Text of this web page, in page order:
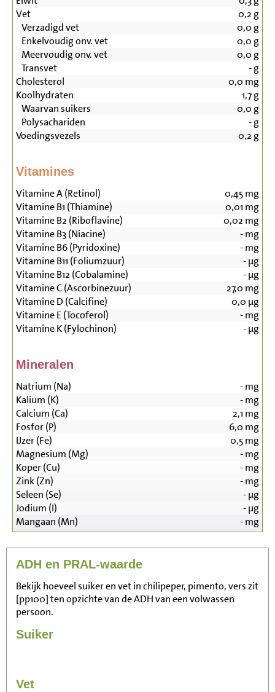
Vet
0,2 g
Verzadigd vet
0,0 g
Enkelvoudig onv. vet
0,0 g
Meervoudig onv. vet
0,0 g
Transvet
-g
Cholesterol
0,0 mg
Koolhydraten
1,7g
Waarvan suikers
0,0 g
Polysachariden
-g
Voedingsvezels
0,2 g
Vitamines
Vitamine A (Retinol) 0,45mg
Vitamine B1 (Thiamine)
0,01 mg
Vitamine B2 (Riboflavine)
0,02 mg
Vitamine B3 (Niacine)
-mg
Vitamine B6 (Pyridoxine)
-mg
Vitamine B11 (Foliumzuur)
-µg
Vitamine B12 (Cobalamine)
-µg
Vitamine C (Ascorbinezuur)
27,0 mg
Vitamine D (Calcifine)
0,0 µg
Vitamine E (Tocoferol)
-mg
Vitamine K (Fylochinon)
-µg
Mineralen
Natrium (Na) -mg
Kalium (K)
-mg
Calcium (Ca)
2,1 mg
Fosfor (P)
6,0 mg
IJzer (Fe)
0,5mg
Magnesium (Mg)
-mg
Koper (Cu)
-mg
Zink (Zn)
-mg
Seleen (Se)
-µg
Jodium (I)
-µg
Mangaan (Mn)
-mg
ADH en PRAL-waarde
Bekijk hoeveel suiker en vet in chilipeper, pimento, vers zit
[pp100] ten opzichte van de ADH van een volwassen
persoon.
Suiker
Vet